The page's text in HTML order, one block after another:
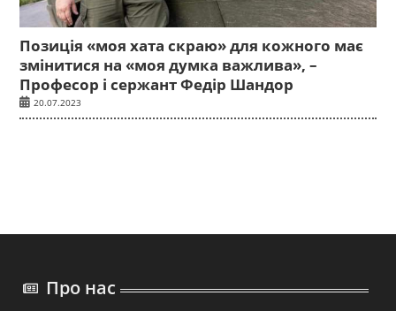
Позиція «моя хата скраю» для кожного має
змінитися на «моя думка важлива», –
Професор і сержант Федір Шандор
20.07.2023
Про нас